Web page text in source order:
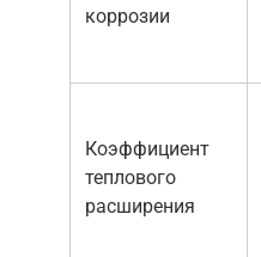
коррозии
Коэффициент
теплового
расширения